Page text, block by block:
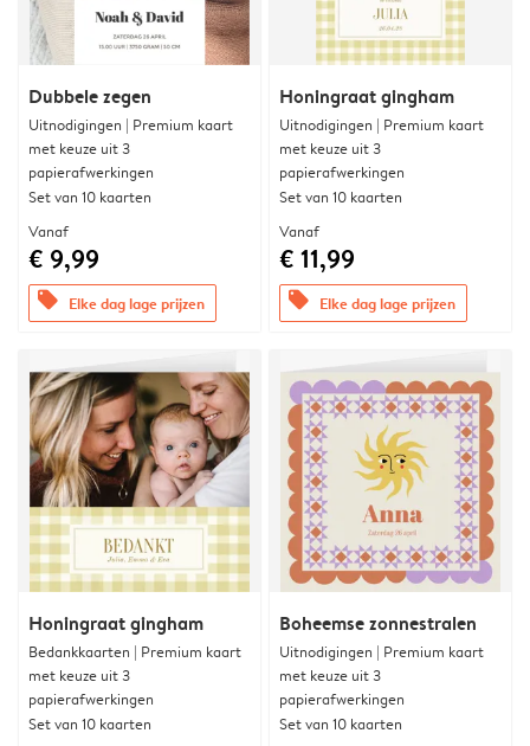
Dubbele zegen
Uitnodigingen | Premium kaart
met keuze uit 3
papierafwerkingen
Set van 10 kaarten
Vanaf
€ 9,99
offers Elke dag lage prijzen
Honingraat gingham
Uitnodigingen | Premium kaart
met keuze uit 3
papierafwerkingen
Set van 10 kaarten
Vanaf
€ 11,99
offers Elke dag lage prijzen
Honingraat gingham
Bedankkaarten | Premium kaart
met keuze uit 3
papierafwerkingen
Set van 10 kaarten
Boheemse zonnestralen
Uitnodigingen | Premium kaart
met keuze uit 3
papierafwerkingen
Set van 10 kaarten